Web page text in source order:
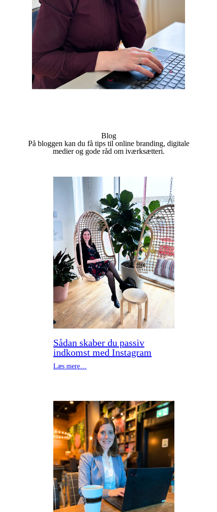
Blog
På bloggen kan du få tips til online branding, digitale
medier og gode råd om iværksætteri.
Sådan skaber du passiv
indkomst med Instagram
Læs mere…